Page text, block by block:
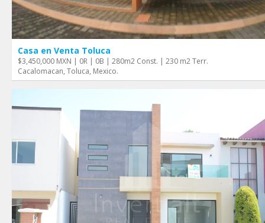
Casa en Venta Toluca
$3,450,000 MXN | 0R | 0B | 280m2 Const. | 230 m2 Terr.
Cacalomacan, Toluca, Mexico.